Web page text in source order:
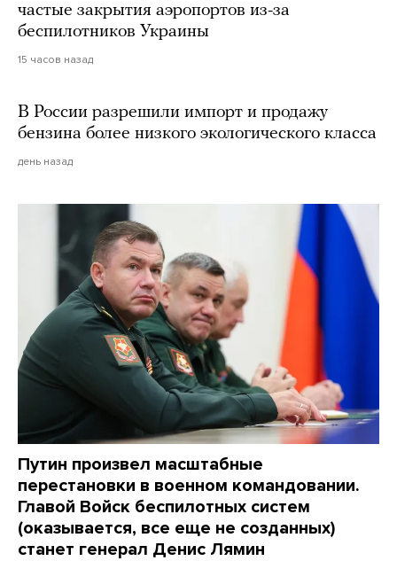
частые закрытия аэропортов из-за
беспилотников Украины
15 часов назад
В России разрешили импорт и продажу
бензина более низкого экологического класса
день назад
Путин произвел масштабные
перестановки в военном командовании.
Главой Войск беспилотных систем
(оказывается, все еще не созданных)
станет генерал Денис Лямин